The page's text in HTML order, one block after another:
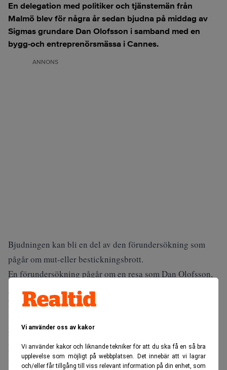
Vi använder oss av kakor
Vi använder kakor och liknande tekniker för att du ska få en så bra
upplevelse som möjligt på webbplatsen. Det innebär att vi lagrar
och/eller får tillgång till viss relevant information på din enhet, som
En delegation med politiker och tjänstemän från
Malmö blev för några år sedan bjudna på middag av
Sigmas grundare Dan Olofsson i samband med en
bygg-och entreprenörsmässa i Cannes.
ANNONS
Bjudningen kan bli en del av den förundersökning som
pågår om mut-eller bestickningsbrott.
En förundersökning pågår om en resa som Dan Olofsson,
grundare av It-företaget Sigma, bekostade i våras för
kommunstyrelsens ordförande Ilmar Reepalu (s) och
fyradagarssafari i sin egen safaripark i Sydafrika.
Både Dan Olofsson och gästerna betraktade det som en
vanlig vängåva. Men Per Nichols hos riksåklagaren (RÅ)